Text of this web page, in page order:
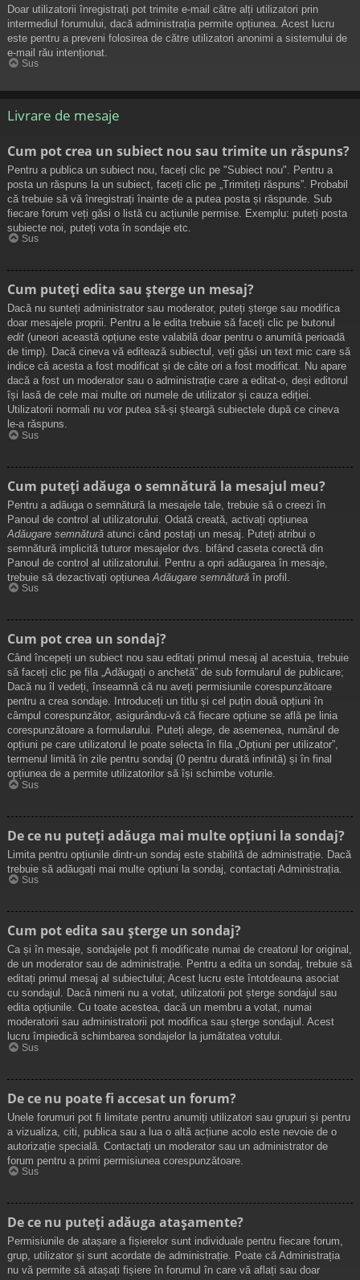
Doar utilizatorii înregistrați pot trimite e-mail către alți utilizatori prin
intermediul forumului, dacă administrația permite opțiunea. Acest lucru
este pentru a preveni folosirea de către utilizatori anonimi a sistemului de
e-mail rău intenționat.
Sus
Livrare de mesaje
Cum pot crea un subiect nou sau trimite un răspuns?
Pentru a publica un subiect nou, faceți clic pe "Subiect nou". Pentru a
posta un răspuns la un subiect, faceți clic pe „Trimiteți răspuns”. Probabil
că trebuie să vă înregistrați înainte de a putea posta și răspunde. Sub
fiecare forum veți găsi o listă cu acțiunile permise. Exemplu: puteți posta
subiecte noi, puteți vota în sondaje etc.
Sus
Cum puteți edita sau șterge un mesaj?
Dacă nu sunteți administrator sau moderator, puteți șterge sau modifica
doar mesajele proprii. Pentru a le edita trebuie să faceți clic pe butonul
edit (uneori această opțiune este valabilă doar pentru o anumită perioadă
de timp). Dacă cineva vă editează subiectul, veți găsi un text mic care să
indice că acesta a fost modificat și de câte ori a fost modificat. Nu apare
dacă a fost un moderator sau o administrație care a editat-o, deși editorul
își lasă de cele mai multe ori numele de utilizator și cauza ediției.
Utilizatorii normali nu vor putea să-și șteargă subiectele după ce cineva
le-a răspuns.
Sus
Cum puteți adăuga o semnătură la mesajul meu?
Pentru a adăuga o semnătură la mesajele tale, trebuie să o creezi în
Panoul de control al utilizatorului. Odată creată, activați opțiunea
Adăugare semnătură atunci când postați un mesaj. Puteți atribui o
semnătură implicită tuturor mesajelor dvs. bifând caseta corectă din
Panoul de control al utilizatorului. Pentru a opri adăugarea în mesaje,
trebuie să dezactivați opțiunea Adăugare semnătură în profil.
Sus
Cum pot crea un sondaj?
Când începeți un subiect nou sau editați primul mesaj al acestuia, trebuie
să faceți clic pe fila „Adăugați o anchetă” de sub formularul de publicare;
Dacă nu îl vedeți, înseamnă că nu aveți permisiunile corespunzătoare
pentru a crea sondaje. Introduceți un titlu și cel puțin două opțiuni în
câmpul corespunzător, asigurându-vă că fiecare opțiune se află pe linia
corespunzătoare a formularului. Puteți alege, de asemenea, numărul de
opțiuni pe care utilizatorul le poate selecta în fila „Opțiuni per utilizator”,
termenul limită în zile pentru sondaj (0 pentru durată infinită) și în final
opțiunea de a permite utilizatorilor să își schimbe voturile.
Sus
De ce nu puteți adăuga mai multe opțiuni la sondaj?
Limita pentru opțiunile dintr-un sondaj este stabilită de administrație. Dacă
trebuie să adăugați mai multe opțiuni la sondaj, contactați Administrația.
Sus
Cum pot edita sau șterge un sondaj?
Ca și în mesaje, sondajele pot fi modificate numai de creatorul lor original,
de un moderator sau de administrație. Pentru a edita un sondaj, trebuie să
editați primul mesaj al subiectului; Acest lucru este întotdeauna asociat
cu sondajul. Dacă nimeni nu a votat, utilizatorii pot șterge sondajul sau
edita opțiunile. Cu toate acestea, dacă un membru a votat, numai
moderatorii sau administratorii pot modifica sau șterge sondajul. Acest
lucru împiedică schimbarea sondajelor la jumătatea votului.
Sus
De ce nu poate fi accesat un forum?
Unele forumuri pot fi limitate pentru anumiți utilizatori sau grupuri și pentru
a vizualiza, citi, publica sau a lua o altă acțiune acolo este nevoie de o
autorizație specială. Contactați un moderator sau un administrator de
forum pentru a primi permisiunea corespunzătoare.
Sus
De ce nu puteți adăuga atașamente?
Permisiunile de atașare a fișierelor sunt individuale pentru fiecare forum,
grup, utilizator și sunt acordate de administrație. Poate că Administrația
nu vă permite să atașați fișiere în forumul în care vă aflați sau doar